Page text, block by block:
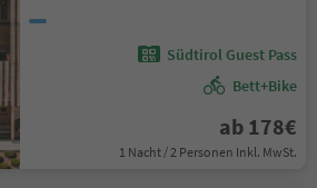
Südtirol Guest Pass
Bett+Bike
ab 178€
1 Nacht / 2 Personen Inkl. MwSt.